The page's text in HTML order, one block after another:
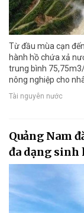
Từ đầu mùa cạn
hành hồ chứa xả
trung bình
nông nghiệp cho
Tài nguyên nước
Quảng Nam
đa dạng sinh